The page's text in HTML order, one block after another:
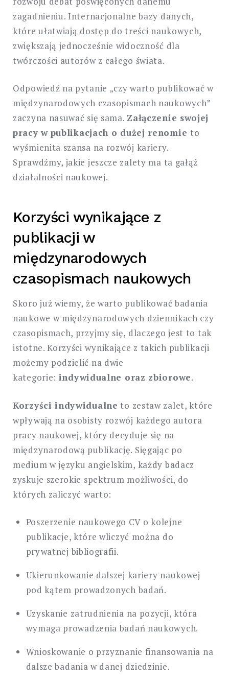
zagadnieniu. Internacjonalne bazy danych,
które ułatwiają dostęp do treści naukowych,
zwiększają jednocześnie widoczność dla
twórczości autorów z całego świata.
Odpowiedź na pytanie „czy warto publikować w
międzynarodowych czasopismach naukowych”
zaczyna nasuwać się sama. Załączenie swojej
pracy w publikacjach o dużej renomie to
wyśmienita szansa na rozwój kariery.
Sprawdźmy, jakie jeszcze zalety ma ta gałąź
działalności naukowej.
Korzyści wynikające z
publikacji w
międzynarodowych
czasopismach naukowych
Skoro już wiemy, że warto publikować badania
naukowe w międzynarodowych dziennikach czy
czasopismach, przyjmy się, dlaczego jest to tak
istotne. Korzyści wynikające z takich publikacji
możemy podzielić na dwie
kategorie: indywidualne oraz zbiorowe.
Korzyści indywidualne to zestaw zalet, które
wpływają na osobisty rozwój każdego autora
pracy naukowej, który decyduje się na
międzynarodową publikację. Sięgając po
medium w języku angielskim, każdy badacz
zyskuje szerokie spektrum możliwości, do
których zaliczyć warto:
Poszerzenie naukowego CV o kolejne
publikacje, które wliczyć można do
prywatnej bibliografii.
Ukierunkowanie dalszej kariery naukowej
pod kątem prowadzonych badań.
Uzyskanie zatrudnienia na pozycji, która
wymaga prowadzenia badań naukowych.
Wnioskowanie o przyznanie finansowania na
dalsze badania w danej dziedzinie.